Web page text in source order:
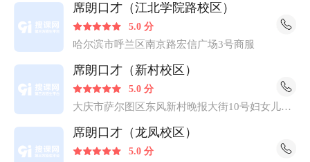
席朗口才（江北学院路校区）
5.0 分
哈尔滨市呼兰区南京路宏信广场3号商服
席朗口才（新村校区）
5.0 分
大庆市萨尔图区东风新村晚报大街10号妇女儿童
席朗口才（龙凤校区）
5.0 分